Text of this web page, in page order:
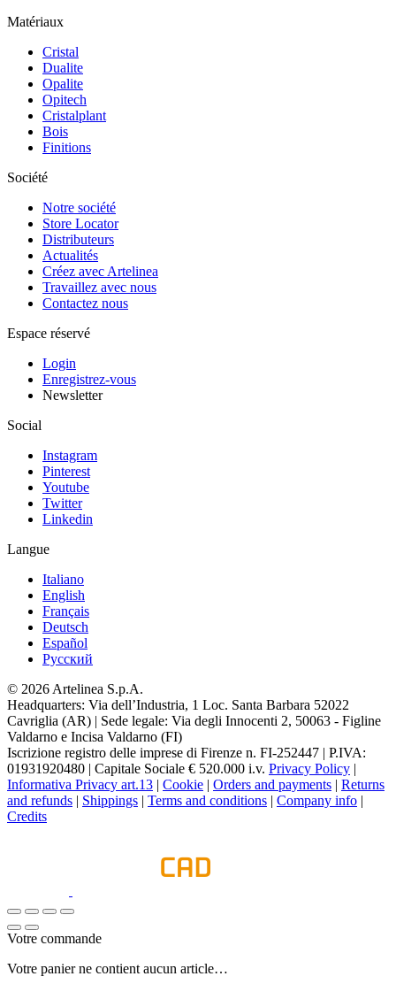
Matériaux
Cristal
Dualite
Opalite
Opitech
Cristalplant
Bois
Finitions
Société
Notre société
Store Locator
Distributeurs
Actualités
Créez avec Artelinea
Travaillez avec nous
Contactez nous
Espace réservé
Login
Enregistrez-vous
Newsletter
Social
Instagram
Pinterest
Youtube
Twitter
Linkedin
Langue
Italiano
English
Français
Deutsch
Español
Pусский
© 2026 Artelinea S.p.A.
Headquarters: Via dell’Industria, 1 Loc. Santa Barbara 52022
Cavriglia (AR) | Sede legale: Via degli Innocenti 2, 50063 - Figline
Valdarno e Incisa Valdarno (FI)
Iscrizione registro delle imprese di Firenze n. FI-252447 | P.IVA:
01931920480 | Capitale Sociale € 520.000 i.v. Privacy Policy |
Informativa Privacy art.13 | Cookie | Orders and payments | Returns
and refunds | Shippings | Terms and conditions | Company info |
Credits
Votre commande
Votre panier ne contient aucun article…